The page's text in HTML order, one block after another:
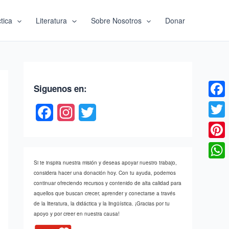
Literatura Sobre Nosotros Donar
Siguenos en:
e
b
o
o
t
a
g
r
t
t
e
r
Si te inspira nuestra misión y deseas apoyar nuestro trabajo,
considera hacer una donación hoy. Con tu ayuda, podemos
continuar ofreciendo recursos y contenido de alta calidad para
aquellos que buscan crecer, aprender y conectarse a través
de la literatura, la didáctica y la lingüística. ¡Gracias por tu
apoyo y por creer en nuestra causa!